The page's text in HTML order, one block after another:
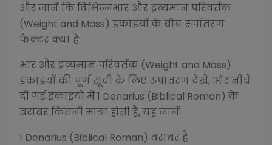
और जानें कि विभिन्नभार और द्रव्यमान परिवर्तक
(Weight and Mass) इकाइयों के बीच रूपांतरण
फैक्टर क्या हैं:
भार और द्रव्यमान परिवर्तक (Weight and Mass)
इकाइयों की पूर्ण सूची के लिए रूपांतरण देखें, और नीचे
दी गई इकाइयों में 1 Denarius (Biblical Roman) के
बराबर कितनी मात्रा होती है, यह जानें।
1 Denarius (Biblical Roman) बराबर है